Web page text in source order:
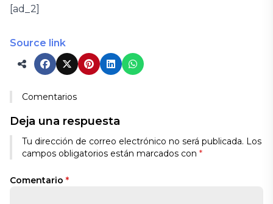
[ad_2]
Source link
Comentarios
Deja una respuesta
Tu dirección de correo electrónico no será publicada. Los
campos obligatorios están marcados con *
Comentario *